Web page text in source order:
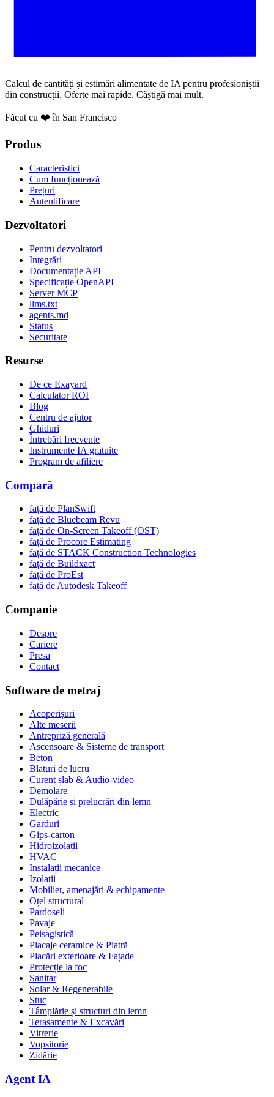
Calcul de cantități și estimări alimentate de IA pentru profesioniștii
din construcții. Oferte mai rapide. Câștigă mai mult.
Făcut cu ❤️ în San Francisco
Produs
Caracteristici
Cum funcționează
Prețuri
Autentificare
Dezvoltatori
Pentru dezvoltatori
Integrări
Documentație API
Specificație OpenAPI
Server MCP
llms.txt
agents.md
Status
Securitate
Resurse
De ce Exayard
Calculator ROI
Blog
Centru de ajutor
Ghiduri
Întrebări frecvente
Instrumente IA gratuite
Program de afiliere
Compară
față de PlanSwift
față de Bluebeam Revu
față de On-Screen Takeoff (OST)
față de Procore Estimating
față de STACK Construction Technologies
față de Buildxact
față de ProEst
față de Autodesk Takeoff
Companie
Despre
Cariere
Presa
Contact
Software de metraj
Acoperișuri
Alte meserii
Antrepriză generală
Ascensoare & Sisteme de transport
Beton
Blaturi de lucru
Curent slab & Audio-video
Demolare
Dulăpărie și prelucrări din lemn
Electric
Garduri
Gips-carton
Hidroizolații
HVAC
Instalații mecanice
Izolații
Mobilier, amenajări & echipamente
Oțel structural
Pardoseli
Pavaje
Peisagistică
Placaje ceramice & Piatră
Placări exterioare & Fațade
Protecție la foc
Sanitar
Solar & Regenerabile
Stuc
Tâmplărie și structuri din lemn
Terasamente & Excavări
Vitrerie
Vopsitorie
Zidărie
Agent IA